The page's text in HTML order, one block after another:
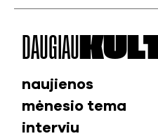
DAUGIAU
naujienos
mėnesio tema
interviu